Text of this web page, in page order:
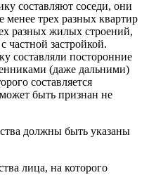
составляют соседи, они
трех разных квартир
разных жилых строений,
частной застройкой.
составляли посторонние
(даже дальними)
составляется
быть признан не
должны быть указаны
лица, на которого